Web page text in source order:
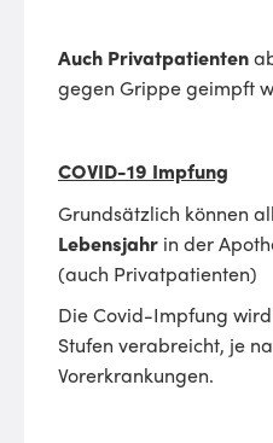
Auch Privatpatienten
gegen Grippe geimpft
COVID-19 Impfung
Grundsätzlich können
Lebensjahr in der
(auch Privatpatienten)
Die Covid-Impfung
Stufen verabreicht, je
Vorerkrankungen.